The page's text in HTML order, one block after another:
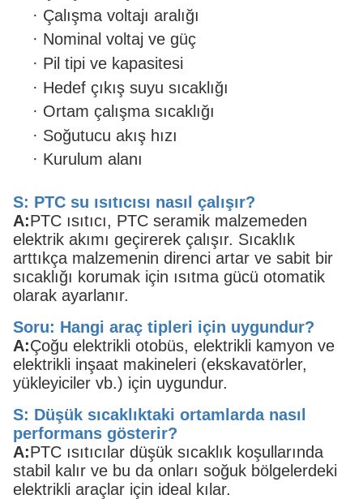
· Çalışma voltajı aralığı
· Nominal voltaj ve güç
· Pil tipi ve kapasitesi
· Hedef çıkış suyu sıcaklığı
· Ortam çalışma sıcaklığı
· Soğutucu akış hızı
· Kurulum alanı
S: PTC su ısıtıcısı nasıl çalışır?
A:PTC ısıtıcı, PTC seramik malzemeden
elektrik akımı geçirerek çalışır. Sıcaklık
arttıkça malzemenin direnci artar ve sabit bir
sıcaklığı korumak için ısıtma gücü otomatik
olarak ayarlanır.
Soru: Hangi araç tipleri için uygundur?
A:Çoğu elektrikli otobüs, elektrikli kamyon ve
elektrikli inşaat makineleri (ekskavatörler,
yükleyiciler vb.) için uygundur.
S: Düşük sıcaklıktaki ortamlarda nasıl
performans gösterir?
A:PTC ısıtıcılar düşük sıcaklık koşullarında
stabil kalır ve bu da onları soğuk bölgelerdeki
elektrikli araçlar için ideal kılar.